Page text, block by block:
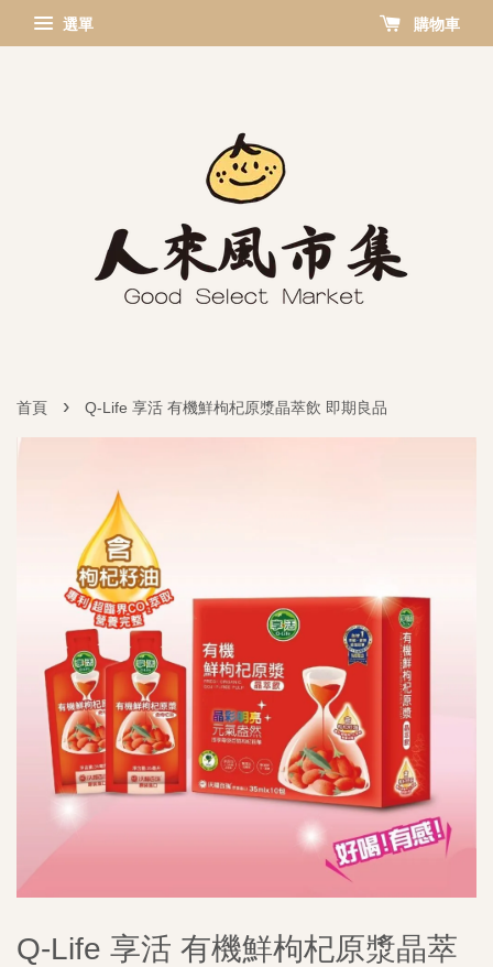
選單 購物車
首頁 › Q-Life 享活 有機鮮枸杞原漿晶萃飲 即期良品
Q-Life 享活 有機鮮枸杞原漿晶萃